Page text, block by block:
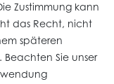
Zustimmung kann
das Recht, nicht
späteren
Sie unser